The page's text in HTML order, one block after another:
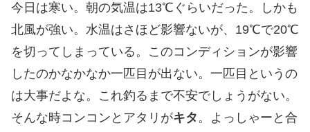
今日は寒い。朝の気温は13℃ぐらいだった。しかも
北風が強い。水温はさほど影響ないが、19℃で20℃
を切ってしまっている。このコンディションが影響
したのかなかなか一匹目が出ない。一匹目というの
は大事だよな。これ釣るまで不安でしょうがない。
そんな時コンコンとアタリがキタ。よっしゃーと合